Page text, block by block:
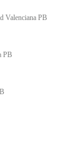
Valenciana PB
PB